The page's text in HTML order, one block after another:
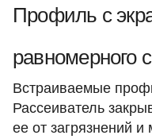
Профиль с
равномерного
Встраиваемые
Рассеиватель
ее от загрязнений и